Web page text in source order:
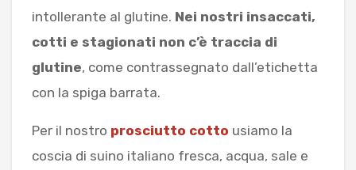
intollerante al glutine. Nei nostri insaccati,
cotti e stagionati non c’è traccia di
glutine, come contrassegnato dall’etichetta
con la spiga barrata.
Per il nostro prosciutto cotto usiamo la
coscia di suino italiano fresca, acqua, sale e